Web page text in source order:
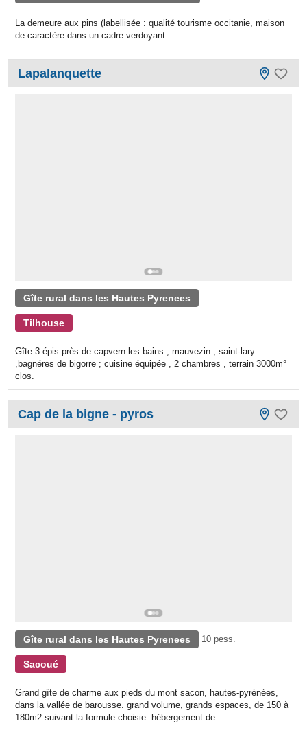
La demeure aux pins (labellisée : qualité tourisme occitanie, maison
de caractère dans un cadre verdoyant.
Lapalanquette
Gîte rural dans les Hautes Pyrenees
Tilhouse
Gîte 3 épis près de capvern les bains , mauvezin , saint-lary
,bagnéres de bigorre ; cuisine équipée , 2 chambres , terrain 3000m°
clos.
Cap de la bigne - pyros
Gîte rural dans les Hautes Pyrenees 10 pess.
Sacoué
Grand gîte de charme aux pieds du mont sacon, hautes-pyrénées,
dans la vallée de barousse. grand volume, grands espaces, de 150 à
180m2 suivant la formule choisie. hébergement de...